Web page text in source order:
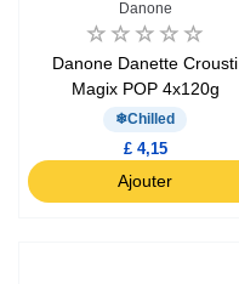
Danone
Danone Danette Crousti
Magix POP 4x120g
Chilled
£ 4,15
Ajouter